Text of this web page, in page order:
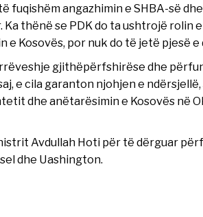
fuqishëm angazhimin e SHBA-së
thënë se PDK do ta ushtrojë rolin e
Kosovës, por nuk do të jetë pjesë
gjithëpërfshirëse dhe
e cila garanton njohjen e
dhe anëtarësimin e Kosovës në
Avdullah Hoti për të dërguar
dhe Uashington.